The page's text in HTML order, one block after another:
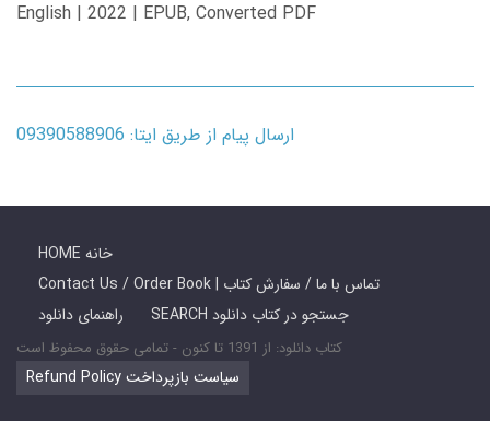
English | 2022 | EPUB, Converted PDF
ارسال پیام از طریق ایتا: 09390588906
HOME خانه
Contact Us / Order Book | تماس با ما / سفارش کتاب
راهنمای دانلود
SEARCH جستجو در کتاب دانلود
کتاب دانلود: از 1391 تا کنون - تمامی حقوق محفوظ است
Refund Policy سیاست بازپرداخت